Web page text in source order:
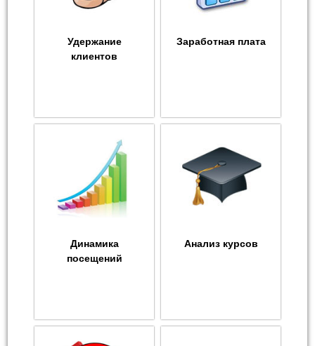
Удержание
клиентов
Заработная плата
Динамика
посещений
Анализ курсов